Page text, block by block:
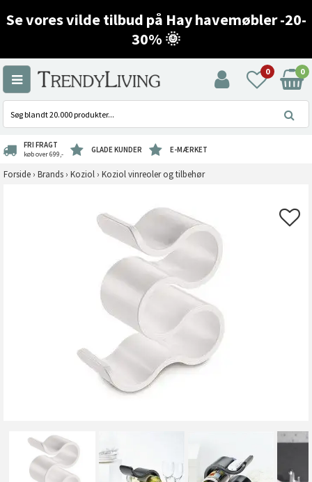
Se vores vilde tilbud på Hay havemøbler -20-
30% 🌞
0 0
FRI FRAGT
køb over 699,- GLADE KUNDER E-MÆRKET
Forside › Brands › Koziol › Koziol vinreoler og tilbehør